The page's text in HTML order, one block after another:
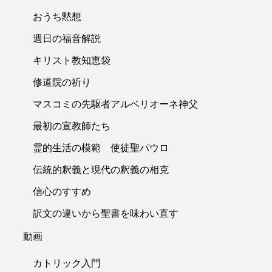
おうち黙想
週日の福音解説
キリスト教知恵袋
修道院の祈り
マスコミの先駆者アルベリオーネ神父
最初の宣教師たち
霊的生活の模範 使徒聖パウロ
伝統的釈義と現代の釈義の相克
信心のすすめ
訳文の違いから聖書を味わい直す
動画
カトリック入門